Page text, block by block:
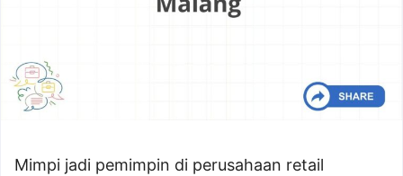
Mimpi jadi pemimpin di perusahaan retail